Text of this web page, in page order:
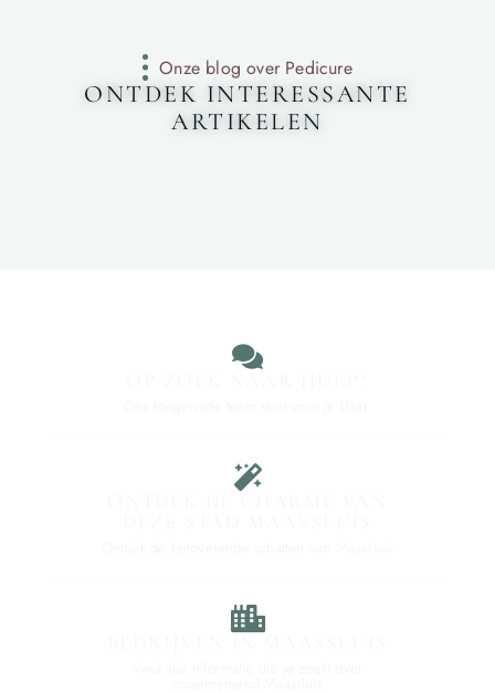
Onze blog over Pedicure
ONTDEK INTERESSANTE
ARTIKELEN